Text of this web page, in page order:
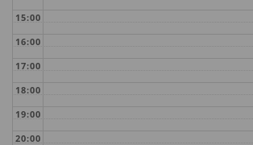
15:00
16:00
17:00
18:00
19:00
20:00